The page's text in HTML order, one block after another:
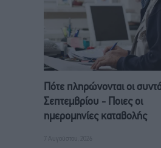
Πότε πληρώνονται οι
Σεπτεμβρίου - Ποιες οι
ημερομηνίες καταβολής
7 Αυγούστου, 2026